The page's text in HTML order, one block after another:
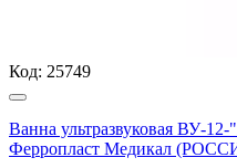
Код: 25749
Ванна ультразвуковая ВУ-
Ферропласт Медикал